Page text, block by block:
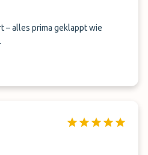
– alles prima geklappt wie